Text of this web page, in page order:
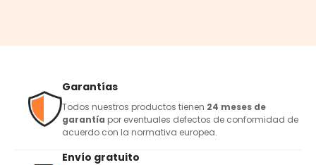
Garantías
Todos nuestros productos tienen 24 meses de
garantía por eventuales defectos de conformidad de
acuerdo con la normativa europea.
Envío gratuito